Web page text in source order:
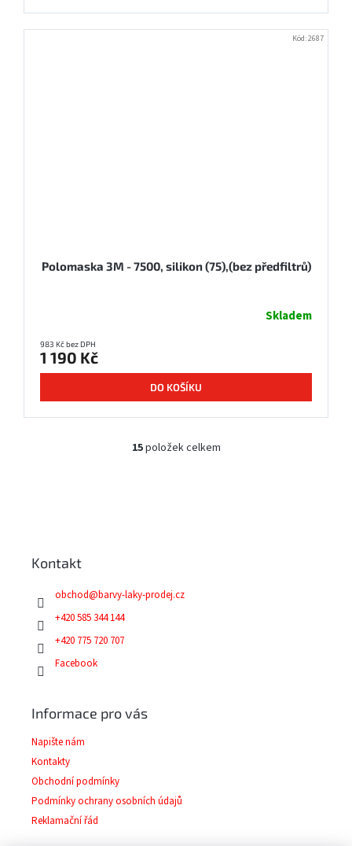
Polomaska 3M - 7500, silikon (75),(bez předfiltrů)
Skladem
983 Kč bez DPH
1 190 Kč
DO KOŠÍKU
Kód:2687
O
r
v
15položek celkem
Kontakt
obchod@barvy-laky-prodej.cz
+420 585 344 144
+420 775 720 707
Facebook
Informace pro vás
Napište nám
Kontakty
Obchodní podmínky
Podmínky ochrany osobních údajů
Reklamační řád